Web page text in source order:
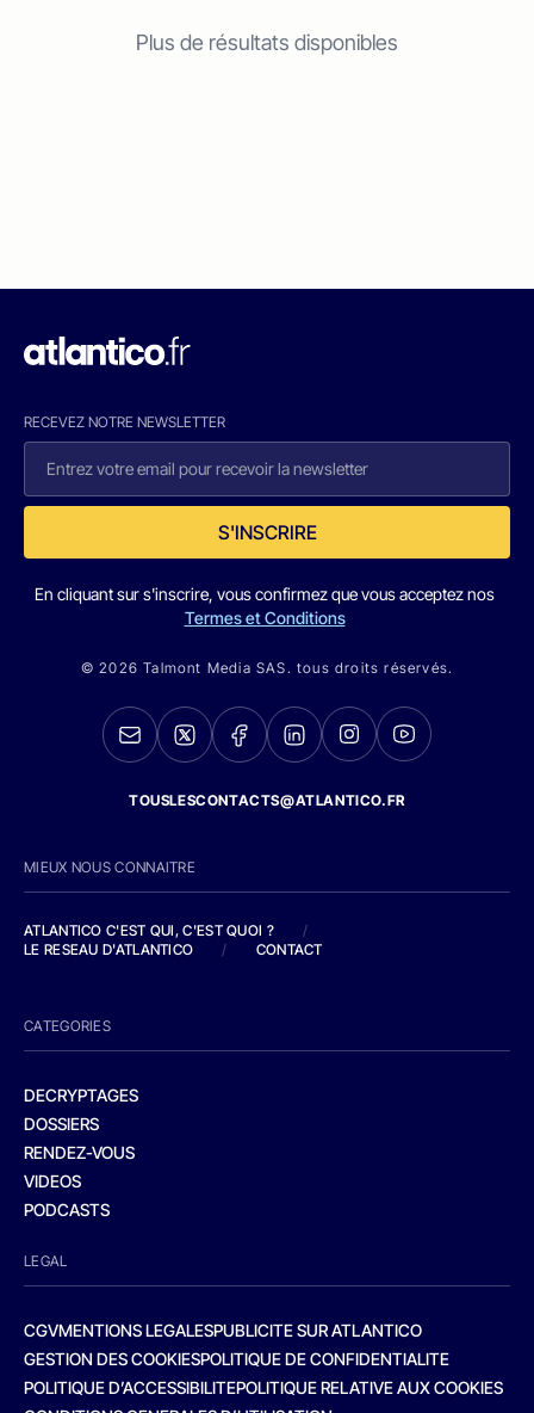
Plus de résultats disponibles
RECEVEZ NOTRE NEWSLETTER
S'INSCRIRE
En cliquant sur s'inscrire, vous confirmez que vous acceptez nos
Termes et Conditions
© 2026 Talmont Media SAS. tous droits réservés.
TOUSLESCONTACTS@ATLANTICO.FR
MIEUX NOUS CONNAITRE
ATLANTICO C'EST QUI, C'EST QUOI ?
/
LE RESEAU D'ATLANTICO
/ CONTACT
CATEGORIES
DECRYPTAGES
DOSSIERS
RENDEZ-VOUS
VIDEOS
PODCASTS
LEGAL
CGVMENTIONS LEGALESPUBLICITE SUR ATLANTICO
GESTION DES COOKIESPOLITIQUE DE CONFIDENTIALITE
POLITIQUE D’ACCESSIBILITEPOLITIQUE RELATIVE AUX COOKIES